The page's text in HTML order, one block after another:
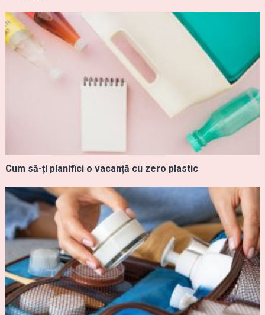
Cum să-ți planifici o vacanță cu zero plastic